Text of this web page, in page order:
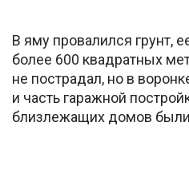
В яму провалился грунт,
более 600 квадратных
не пострадал, но в
и часть гаражной
близлежащих домов